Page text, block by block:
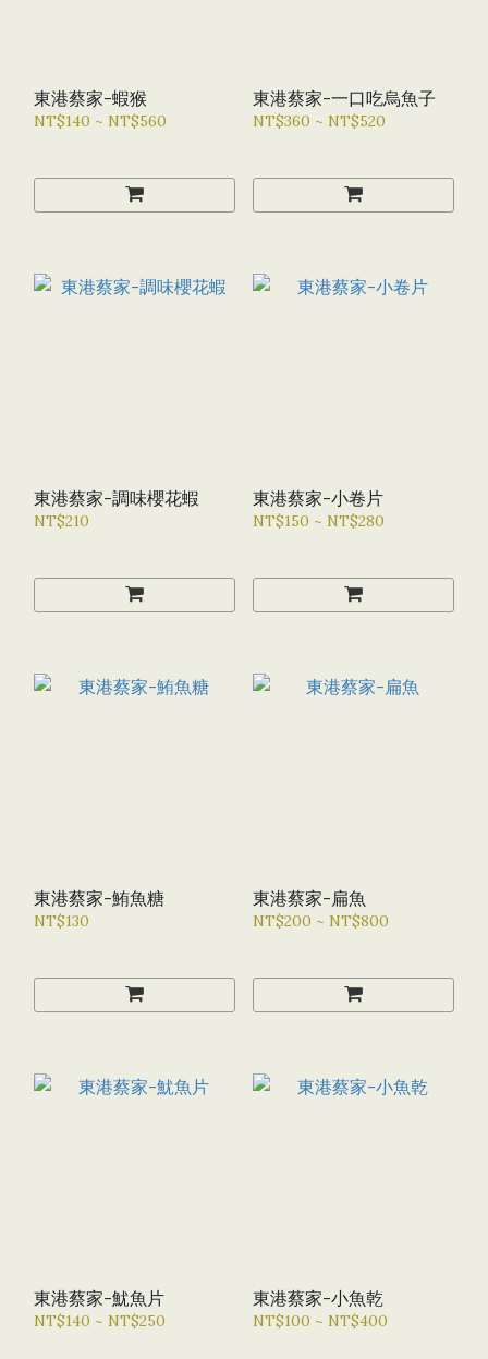
東港蔡家-蝦猴
NT$140 ~ NT$560
東港蔡家-一口吃烏魚子
NT$360 ~ NT$520
東港蔡家-調味櫻花蝦
NT$210
東港蔡家-小卷片
NT$150 ~ NT$280
東港蔡家-鮪魚糖
NT$130
東港蔡家-扁魚
NT$200 ~ NT$800
東港蔡家-魷魚片
NT$140 ~ NT$250
東港蔡家-小魚乾
NT$100 ~ NT$400